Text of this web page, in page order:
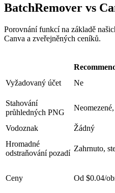
BatchRemover vs
Porovnání funkcí na základě
Canva a zveřejněných ceníků.
Vyžadovaný účet Ne
Stahování
průhledných PNG
Vodoznak
Žádný
Hromadné
odstraňování pozadí
Zahrnuto,
Ceny Od $0.04/